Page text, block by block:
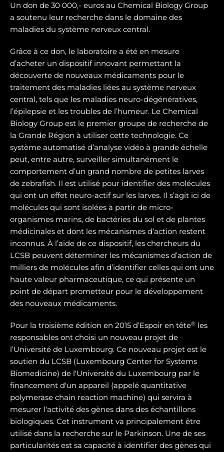
Un don de 30 000,- euros au Chemical Biology Group
a soutenu leur recherche dans le domaine des
maladies du système nerveux central.
Grâce à ce don, le laboratoire a été en mesure
d’acheter un dispositif innovant permettant la
découverte de nouveaux médicaments pour le
traitement des maladies liées au système nerveux
central, tels que les maladies neuro-dégénératives,
l’épilepsie et les troubles de l’humeur. Le Chemical
Biology Group est le premier groupe de recherche de
la Grande Région à utiliser cette technologie. Ce
système automatisé d’analyse vidéo à grande échelle
peut, entre autre, surveiller simultanément le
comportement d’un grand nombre de petites larves
de zebrafish. Il est utilisé pour identifier des molécules
qui ont un effet neuro-actif sur les larves. Il s’agit ici de
molécules qui sont isolées à partir de micro-
organismes marins, de bactéries du sol et de plantes
médicinales et dont les mécanismes d’action restent
inconnus. À l’aide de ce dispositif, les chercheurs du
LCSB peuvent déterminer les mécanismes d’action de
milliers de molécules afin d’identifier celles qui ont une
haute valeur pharmaceutique, ce qui présente un
point de départ prometteur pour le développement
des nouveaux médicaments.
Pour la troisième édition en 2015 d’Espoir en tête® les
responsables ont choisi un nouveau projet de
l’Université de Luxembourg. Ce nouveau projet est le
soutien du LCSB (Luxembourg Center for Systems
Biomedicine) de l'Université du Luxembourg par le
financement d'un appareil (appelé quantitative
polymerase chain reaction machine) qui servira à
mesurer l'activité des gènes dans des échantillons
biologiques. Cet instrument va principalement être
utilisé dans la recherche sur le Parkinson. Une de ses
particularités est sa capacité à identifier des gènes qui